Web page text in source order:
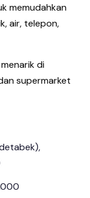
memudahkan
air, telepon,
di
supermarket